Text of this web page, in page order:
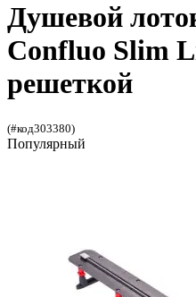
Душевой
Confluo Slim
решеткой
(#код303380)
Популярный